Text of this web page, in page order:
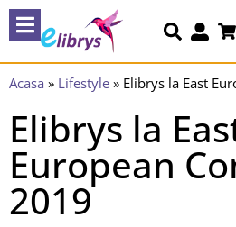
Acasa » Lifestyle » Elibrys la East
Elibrys la
European
2019